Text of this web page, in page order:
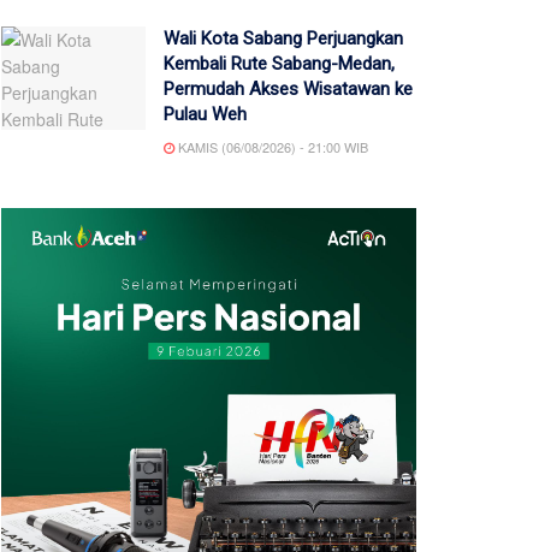
Wali Kota Sabang Perjuangkan
Kembali Rute Sabang-Medan,
Permudah Akses Wisatawan ke
Pulau Weh
KAMIS (06/08/2026) - 21:00 WIB